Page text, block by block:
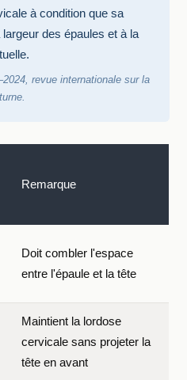
à condition que sa
des épaules et à la
revue internationale sur la
Remarque
Doit combler l'espace
entre l'épaule et la tête
Maintient la lordose
cervicale sans projeter la
tête en avant